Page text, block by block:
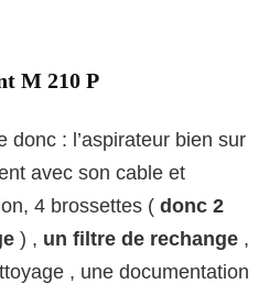
M 210 P
donc : l’aspirateur bien sur
avec son cable et
4 brossettes ( donc 2
) , un filtre de rechange ,
, une documentation